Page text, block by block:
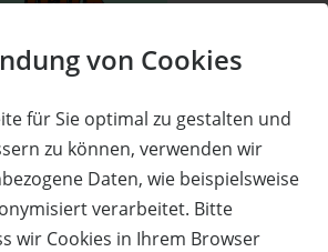
von Cookies
für Sie optimal zu gestalten und
zu können, verwenden wir
Daten, wie beispielsweise
verarbeitet. Bitte
wir Cookies in Ihrem Browser